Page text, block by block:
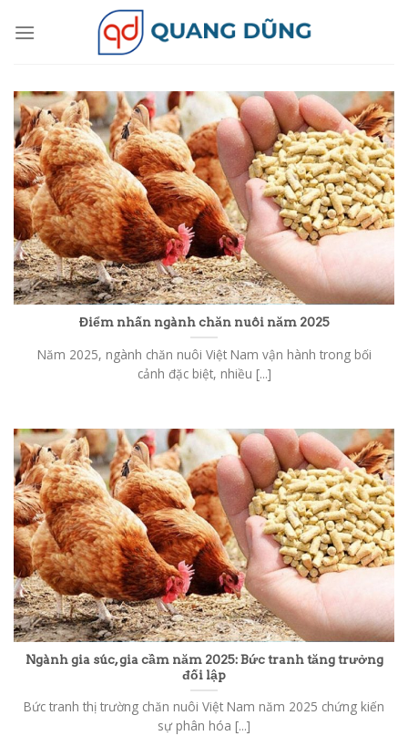
Điểm nhấn ngành chăn nuôi năm 2025
Năm 2025, ngành chăn nuôi Việt Nam vận hành trong bối
cảnh đặc biệt, nhiều [...]
Ngành gia súc, gia cầm năm 2025: Bức tranh tăng trưởng
đối lập
Bức tranh thị trường chăn nuôi Việt Nam năm 2025 chứng kiến
sự phân hóa [...]